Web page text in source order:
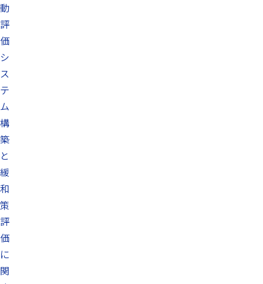
動
評
価
シ
ス
テ
ム
構
築
と
緩
和
策
評
価
に
関